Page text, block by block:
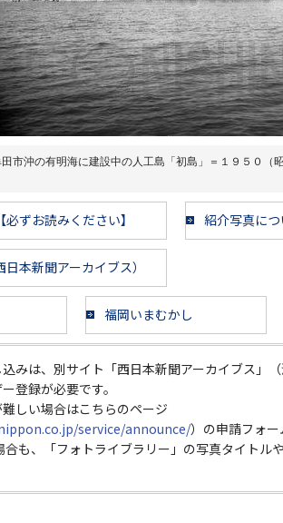
市沖の有明海に建設中の人工島「初島」＝１９５０（
ずお読みください】 紹介写真に
本新聞アーカイブス）
福岡いまむかし
みは、別サイト「西日本新聞アーカイブス」
登録が必要です。
しい場合はこちらのページ
service/announce/）の申請フォ
合も、「フォトライブラリー」の写真タイトル